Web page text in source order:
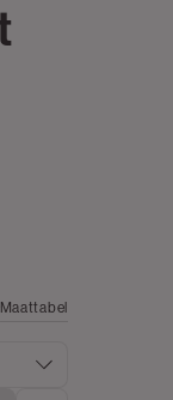
Maattabel